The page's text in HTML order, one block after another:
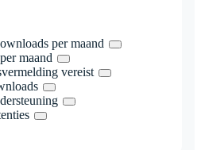
per maand
maand
vereist